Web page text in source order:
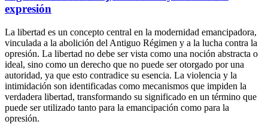
expresión
La libertad es un concepto central en la modernidad emancipadora,
vinculada a la abolición del Antiguo Régimen y a la lucha contra la
opresión. La libertad no debe ser vista como una noción abstracta o
ideal, sino como un derecho que no puede ser otorgado por una
autoridad, ya que esto contradice su esencia. La violencia y la
intimidación son identificadas como mecanismos que impiden la
verdadera libertad, transformando su significado en un término que
puede ser utilizado tanto para la emancipación como para la
opresión.